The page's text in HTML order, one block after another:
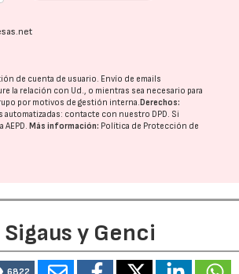
de cuenta de usuario. Envío de emails
la relación con Ud., o mientras sea necesario para
por motivos de gestión interna.Derechos:
contacte con nuestro DPD. Si
AEPD.Más información: Política de Protección de
y Genci